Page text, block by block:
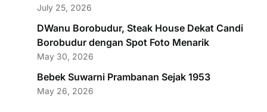
July 25, 2026
DWanu Borobudur, Steak House Dekat Candi
Borobudur dengan Spot Foto Menarik
May 30, 2026
Bebek Suwarni Prambanan Sejak 1953
May 26, 2026